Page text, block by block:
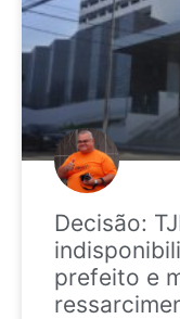
Decisão:
prefeito e